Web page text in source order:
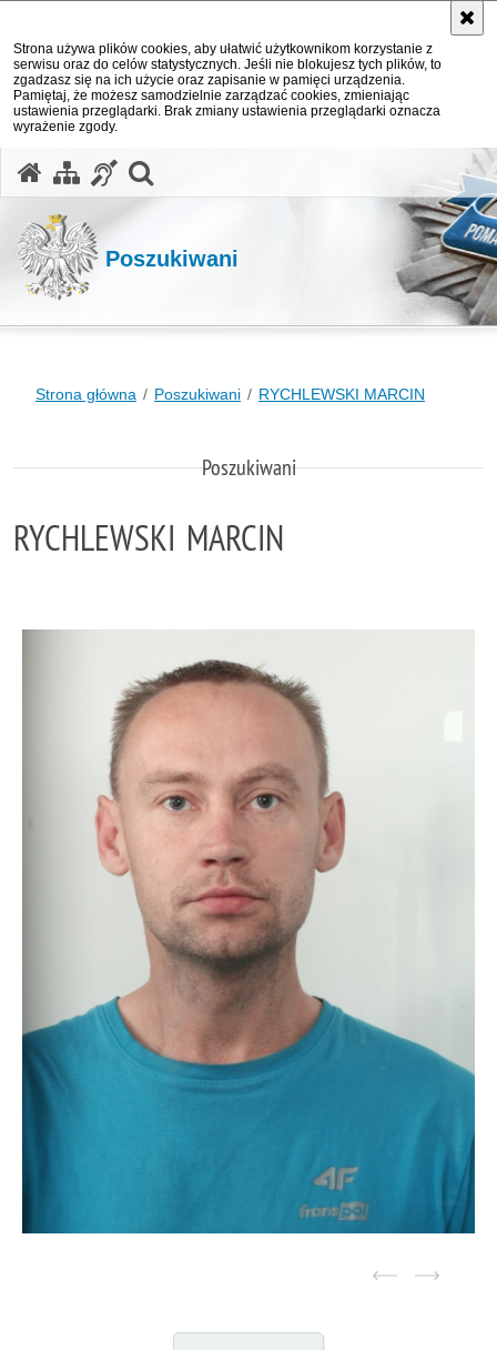
Strona używa plików cookies, aby ułatwić użytkownikom korzystanie z
serwisu oraz do celów statystycznych. Jeśli nie blokujesz tych plików, to
zgadzasz się na ich użycie oraz zapisanie w pamięci urządzenia.
Pamiętaj, że możesz samodzielnie zarządzać cookies, zmieniając
ustawienia przeglądarki. Brak zmiany ustawienia przeglądarki oznacza
wyrażenie zgody.
Poszukiwani
Strona główna Poszukiwani RYCHLEWSKI MARCIN
Poszukiwani
RYCHLEWSKI MARCIN